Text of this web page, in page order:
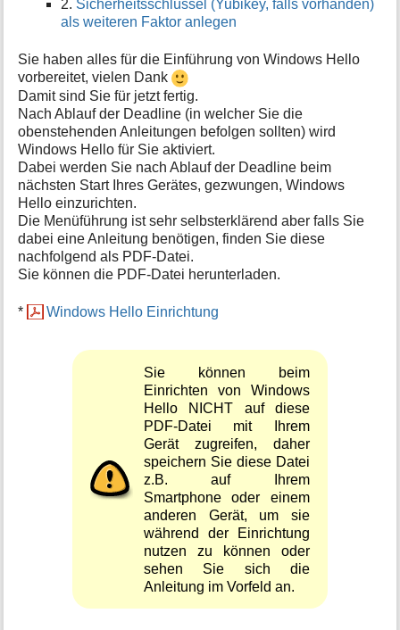
2. Sicherheitsschlüssel (Yubikey, falls vorhanden)
als weiteren Faktor anlegen
Sie haben alles für die Einführung von Windows Hello
vorbereitet, vielen Dank
Damit sind Sie für jetzt fertig.
Nach Ablauf der Deadline (in welcher Sie die
obenstehenden Anleitungen befolgen sollten) wird
Windows Hello für Sie aktiviert.
Dabei werden Sie nach Ablauf der Deadline beim
nächsten Start Ihres Gerätes, gezwungen, Windows
Hello einzurichten.
Die Menüführung ist sehr selbsterklärend aber falls Sie
dabei eine Anleitung benötigen, finden Sie diese
nachfolgend als PDF-Datei.
Sie können die PDF-Datei herunterladen.
* Windows Hello Einrichtung
Sie können beim
Einrichten von Windows
Hello NICHT auf diese
PDF-Datei mit Ihrem
Gerät zugreifen, daher
speichern Sie diese Datei
z.B. auf Ihrem
Smartphone oder einem
anderen Gerät, um sie
während der Einrichtung
nutzen zu können oder
sehen Sie sich die
Anleitung im Vorfeld an.